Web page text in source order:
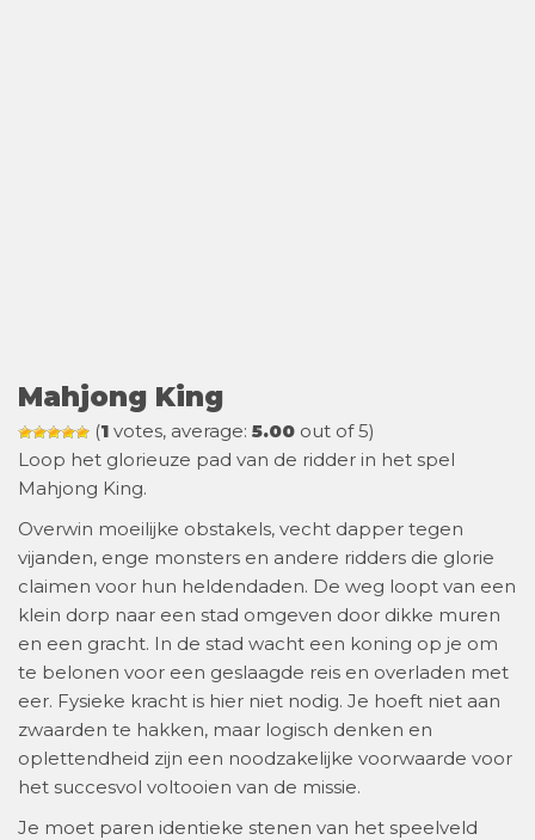
Mahjong King
(1 votes, average: 5.00 out of 5)
Loop het glorieuze pad van de ridder in het spel
Mahjong King.
Overwin moeilijke obstakels, vecht dapper tegen
vijanden, enge monsters en andere ridders die glorie
claimen voor hun heldendaden. De weg loopt van een
klein dorp naar een stad omgeven door dikke muren
en een gracht. In de stad wacht een koning op je om
te belonen voor een geslaagde reis en overladen met
eer. Fysieke kracht is hier niet nodig. Je hoeft niet aan
zwaarden te hakken, maar logisch denken en
oplettendheid zijn een noodzakelijke voorwaarde voor
het succesvol voltooien van de missie.
Je moet paren identieke stenen van het speelveld